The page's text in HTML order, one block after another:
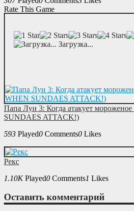
Rate This Game
Загрузка...
Папа Луи 3: Когда атакует
SUNDAES ATTACK!)
593 Played0 Comments0 Likes
Рекс
1.10K Played0 Comments1 Likes
Оставить комментарий